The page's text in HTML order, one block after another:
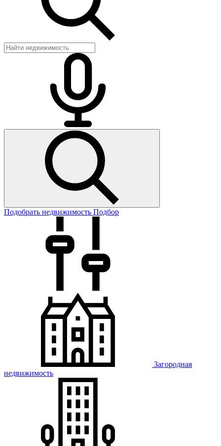
Подобрать недвижимость Подбор
Загородная
недвижимость